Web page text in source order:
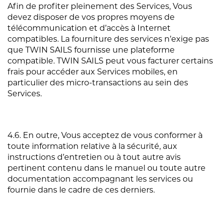
Afin de profiter pleinement des Services, Vous
devez disposer de vos propres moyens de
télécommunication et d’accès à Internet
compatibles. La fourniture des services n’exige pas
que TWIN SAILS fournisse une plateforme
compatible. TWIN SAILS peut vous facturer certains
frais pour accéder aux Services mobiles, en
particulier des micro-transactions au sein des
Services.
4.6. En outre, Vous acceptez de vous conformer à
toute information relative à la sécurité, aux
instructions d’entretien ou à tout autre avis
pertinent contenu dans le manuel ou toute autre
documentation accompagnant les services ou
fournie dans le cadre de ces derniers.